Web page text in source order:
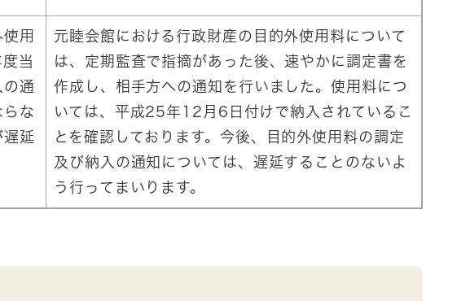
用
当
の通
らな
遅延
元睦会館における行政財産の目的外使用料について
は、定期監査で指摘があった後、速やかに調定書を
作成し、相手方への通知を行いました。使用料につ
いては、平成25年12月6日付けで納入されているこ
とを確認しております。今後、目的外使用料の調定
及び納入の通知については、遅延することのないよ
う行ってまいります。